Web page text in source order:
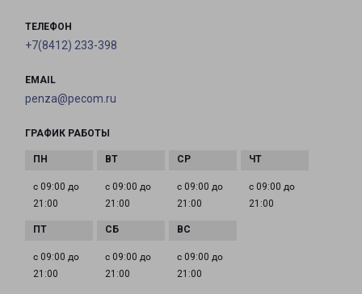
ТЕЛЕФОН
+7(8412) 233-398
EMAIL
penza@pecom.ru
ГРАФИК РАБОТЫ
с 09:00 до
21:00
с 09:00 до
21:00
с 09:00 до
21:00
с 09:00 до
21:00
с 09:00 до
21:00
с 09:00 до
21:00
с 09:00 до
21:00